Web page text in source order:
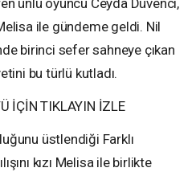
ile gündeme geldi. Nil
birinci sefer sahneye çıkan
bu türlü kutladı.
İÇİN TIKLAYIN İZLE
üstlendiği Farklı
kızı Melisa ile birlikte